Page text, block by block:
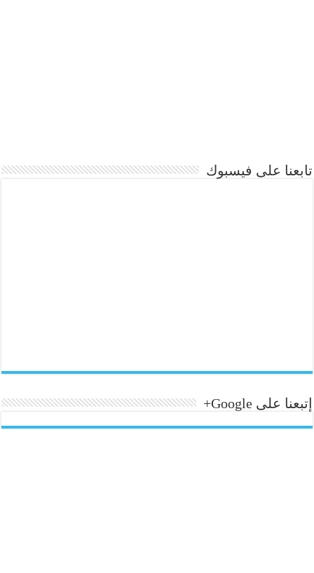
تابعنا على فيسبوك
إتبعنا على Google+